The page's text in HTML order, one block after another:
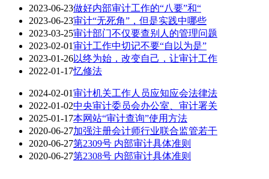
2023-06-23做好内部审计工作的“八要”和“
2023-06-23审计“无死角”，但是实践中哪些
2023-03-25审计部门不仅要查别人的管理问题
2023-02-01审计工作中切记不要“自以为是”
2023-01-26以终为始，改变自己，让审计工作
2022-01-17忆修法
2024-02-01审计机关工作人员应知应会法律法
2022-01-02中央审计委员会办公室、审计署关
2025-01-17本网站“审计查询”使用方法
2020-06-27加强注册会计师行业联合监管若干
2020-06-27第2309号 内部审计具体准则
2020-06-27第2308号 内部审计具体准则